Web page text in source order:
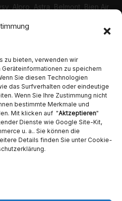
zu bieten, verwenden wir
zu speichern
Sie diesen Technologien
das Surfverhalten oder eindeutige
Wenn Sie Ihre Zustimmung nicht
bestimmte Merkmale und
Mit klicken auf "Aktzeptieren"
Dienste wie Google Site-Kit,
u. a.. Sie können die
Details finden Sie unter Cookie-
Alpro, Astra, Belmont, Bien Air,
Euronda, Faro, Gcomm, KaVo,
MK-Dent, NSK, Ophardt
TKD, Velopex, u.v.m